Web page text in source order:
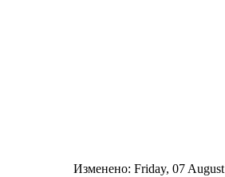
Изменено: Friday, 07